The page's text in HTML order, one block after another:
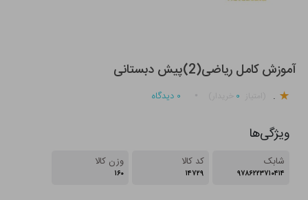
آموزش کامل ریاضی(2)پیش دبستانی
. ۰ ۰ دیدگاه
ویژگی‌ها
شابک
۹۷۸۶۲۲۳۷۱۰۴۱۴
کد کالا
۱۴۷۲۹
وزن کالا
۱۶۰